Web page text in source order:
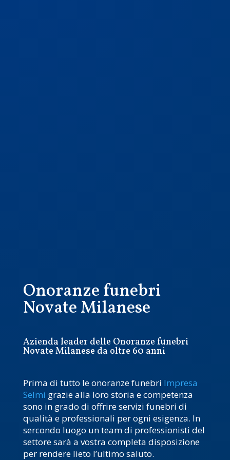
Onoranze funebri
Novate Milanese
Azienda leader delle Onoranze funebri
Novate Milanese da oltre 60 anni
Prima di tutto le onoranze funebri Impresa
Selmi grazie alla loro storia e competenza
sono in grado di offrire servizi funebri di
qualità e professionali per ogni esigenza. In
sercondo luogo un team di professionisti del
settore sarà a vostra completa disposizione
per rendere lieto l’ultimo saluto.